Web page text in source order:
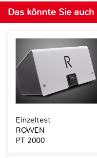
Das könnte Sie
Einzeltest
ROWEN
PT 2000